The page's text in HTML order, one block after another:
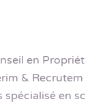
en Propriét
& Recrutem
spécialisé en sc